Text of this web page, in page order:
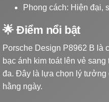
Phong cách: Hiện đại,
🌟 Điểm nổi bật
Porsche Design P8962 B là
bạc ánh kim toát lên vẻ
đa. Đây là lựa chọn lý tưởng
hằng ngày.